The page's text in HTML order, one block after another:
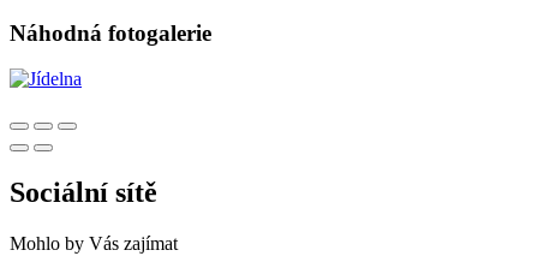
Náhodná fotogalerie
Sociální sítě
Mohlo by Vás zajímat